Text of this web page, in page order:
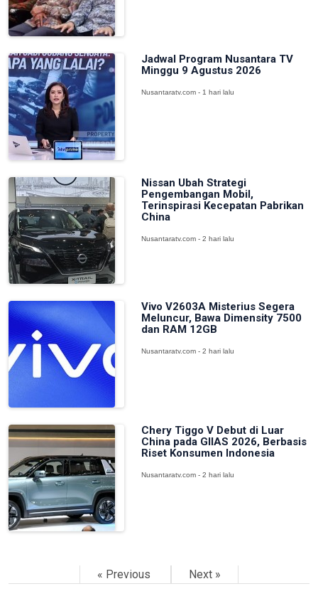
Jadwal Program Nusantara TV
Minggu 9 Agustus 2026
Nusantaratv.com - 1 hari lalu
Nissan Ubah Strategi
Pengembangan Mobil,
Terinspirasi Kecepatan Pabrikan
China
Nusantaratv.com - 2 hari lalu
Vivo V2603A Misterius Segera
Meluncur, Bawa Dimensity 7500
dan RAM 12GB
Nusantaratv.com - 2 hari lalu
Chery Tiggo V Debut di Luar
China pada GIIAS 2026, Berbasis
Riset Konsumen Indonesia
Nusantaratv.com - 2 hari lalu
« Previous Next »